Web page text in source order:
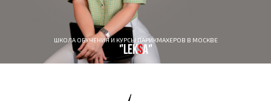
ШКОЛА ОБУЧЕНИЯ И КУРСЫ ПАРИКМАХЕРОВ В МОСКВЕ
"LEKSA"